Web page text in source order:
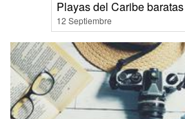
Playas del Caribe baratas
12 Septiembre